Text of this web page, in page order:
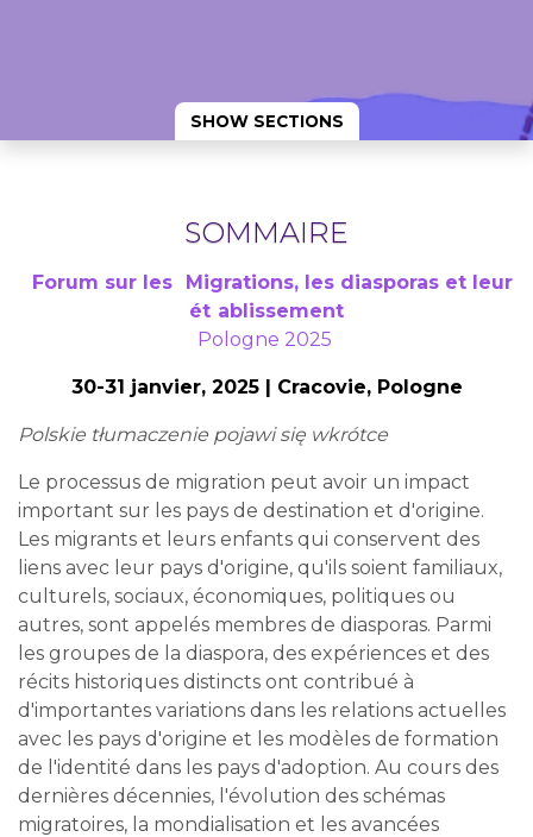
SHOW SECTIONS
SOMMAIRE
Forum sur les
Migrations, les diasporas et leur
ét ablissement
Pologne 2025
30-31 janvier, 2025 | Cracovie, Pologne
Polskie tłumaczenie pojawi się wkrótce
Le processus de migration peut avoir un impact
important sur les pays de destination et d'origine.
Les migrants et leurs enfants qui conservent des
liens avec leur pays d'origine, qu'ils soient familiaux,
culturels, sociaux, économiques, politiques ou
autres, sont appelés membres de diasporas. Parmi
les groupes de la diaspora, des expériences et des
récits historiques distincts ont contribué à
d'importantes variations dans les relations actuelles
avec les pays d'origine et les modèles de formation
de l'identité dans les pays d'adoption. Au cours des
dernières décennies, l'évolution des schémas
migratoires, la mondialisation et les avancées